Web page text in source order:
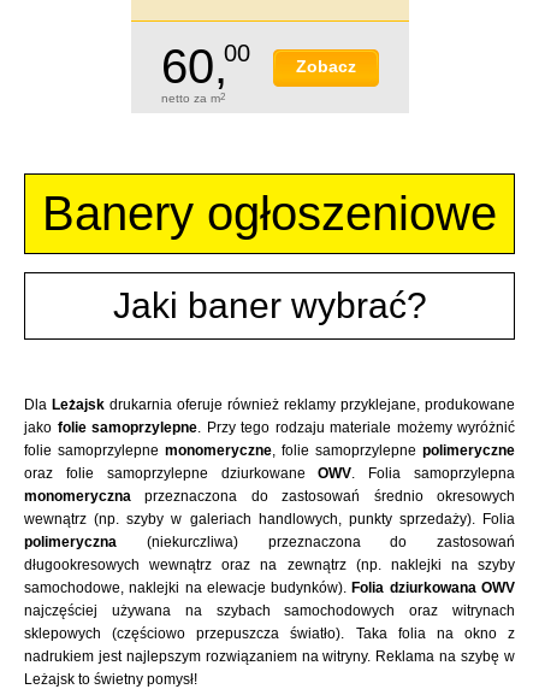
Zobacz
60,00
netto za m2
Banery ogłoszeniowe
Jaki baner wybrać?
Dla Leżajsk drukarnia oferuje również reklamy przyklejane, produkowane
jako folie samoprzylepne. Przy tego rodzaju materiale możemy wyróżnić
folie samoprzylepne monomeryczne, folie samoprzylepne polimeryczne
oraz folie samoprzylepne dziurkowaneOWV. Folia samoprzylepna
monomeryczna przeznaczona do zastosowań średnio okresowych
wewnątrz (np. szyby w galeriach handlowych, punkty sprzedaży). Folia
polimeryczna (niekurczliwa) przeznaczona do zastosowań
długookresowych wewnątrz oraz na zewnątrz (np. naklejki na szyby
samochodowe, naklejki na elewacje budynków). Folia dziurkowana OWV
najczęściej używana na szybach samochodowych oraz witrynach
sklepowych (częściowo przepuszcza światło). Taka folia na okno z
nadrukiem jest najlepszym rozwiązaniem na witryny. Reklama na szybę w
Leżajsk to świetny pomysł!